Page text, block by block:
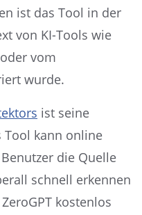
ist das Tool in der
von KI-Tools wie
vom
wurde.
ist seine
Tool kann online
die Quelle
schnell erkennen
kostenlos